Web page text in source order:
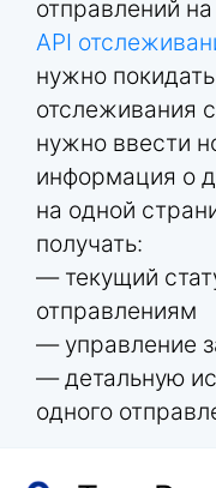
отправлений
API
нужно
отслеживания
нужно ввести
информация о
на одной
получать:
— текущий
отправлениям
— управление
— детальную
одного